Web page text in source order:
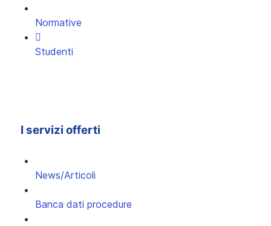
Normative
Studenti
I servizi offerti
News/Articoli
Banca dati procedure